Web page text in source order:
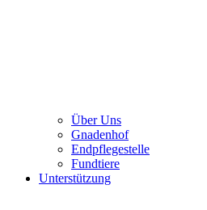
Über Uns
Gnadenhof
Endpflegestelle
Fundtiere
Unterstützung